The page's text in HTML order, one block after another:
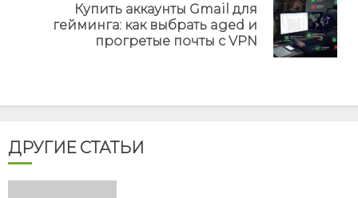
Купить аккаунты Gmail для
гейминга: как выбрать aged и
прогретые почты с VPN
ДРУГИЕ СТАТЬИ